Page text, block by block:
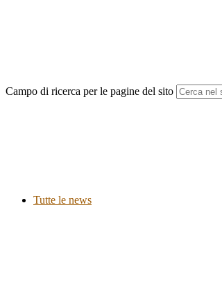
Campo di ricerca per le pagine del sito
Tutte le news